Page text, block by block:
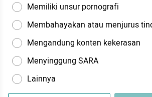
Memiliki unsur pornografi
Membahayakan atau menjurus
Mengandung konten kekerasan
Menyinggung SARA
Lainnya